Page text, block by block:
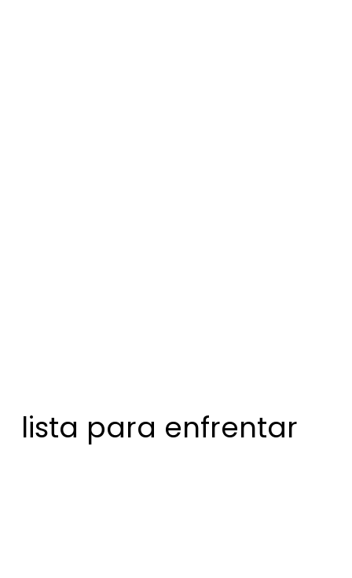
lista para enfrentar